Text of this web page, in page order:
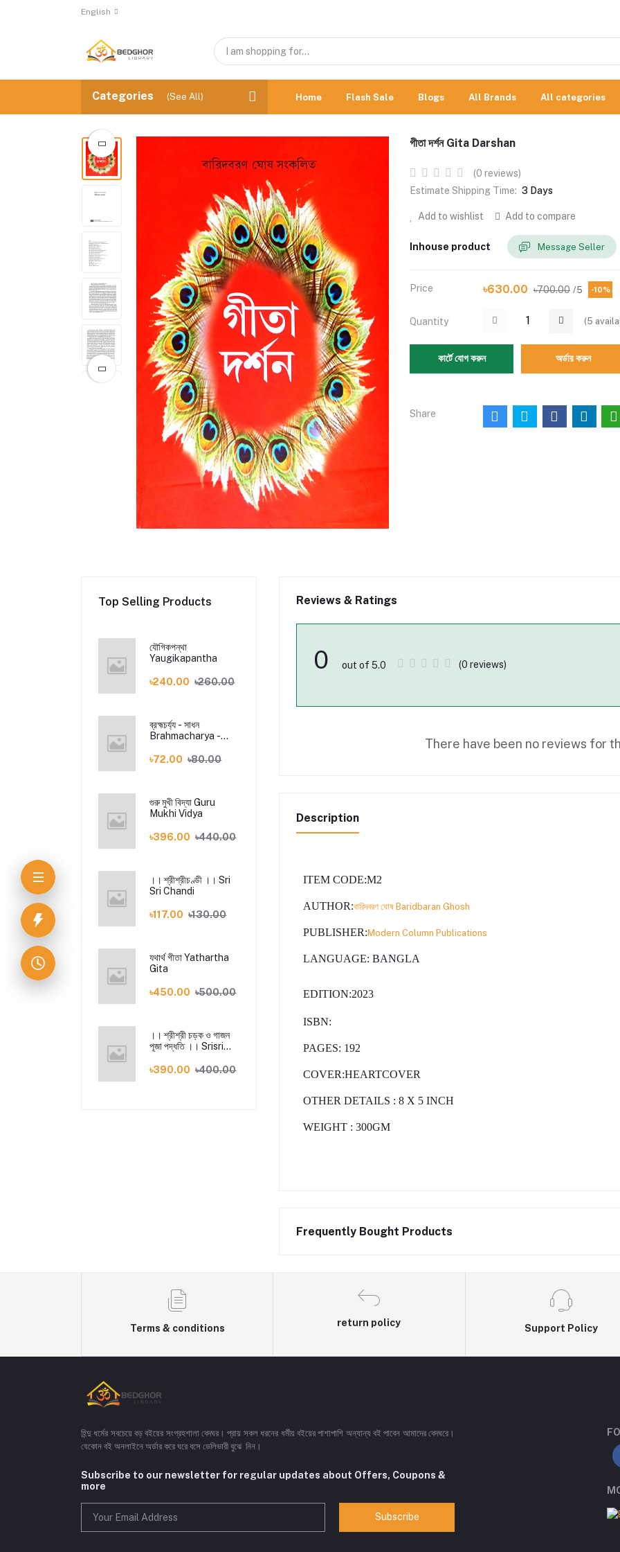
English
Categories (See All) Home Flash Sale Blogs All Brands All categories
গীতা দর্শন Gita Darshan
(0 reviews)
Estimate Shipping Time: 3 Days
Add to wishlist Add to compare
Inhouse product Message Seller
Price ৳630.00 ৳700.00 /5 -10%
Quantity (5
কার্টে যোগ করুন অর্ডার করুন
Share
Top Selling Products
যৌগিকপন্থা
Yaugikapantha
৳240.00 ৳260.00
ব্রহ্মচর্য্য - সাধন
Brahmacharya -
৳72.00 ৳80.00
গুরু মুখী বিদ্যা Guru
Mukhi Vidya
৳396.00 ৳440.00
।। শ্রীশ্রীচণ্ডী ।। Sri
Sri Chandi
৳117.00 ৳130.00
যথার্থ গীতা Yathartha
Gita
৳450.00 ৳500.00
।। শ্রীশ্রী চড়ক ও গাজন
পূজা পদ্ধতি ।। Srisri
Puja Poddhoti
৳390.00 ৳400.00
Reviews & Ratings
0 out of 5.0 (0 reviews)
There have been no reviews for
Description
ITEM CODE:M2
AUTHOR:বারিদবরণ ঘোষ Baridbaran Ghosh
PUBLISHER: Modern Column Publications
LANGUAGE: BANGLA
EDITION:2023
ISBN:
PAGES: 192
COVER:HEARTCOVER
OTHER DETAILS : 8 X 5 INCH
WEIGHT : 300GM
Frequently Bought Products
Terms & conditions
return policy
Support Policy
হিন্দু ধর্মের সবচেয়ে বড় বইয়ের সংগ্রহশালা বেদঘর। প্রায় সকল ধরনের ধর্মীয় বইয়ের পাশাপাশি অন্যান্য বই পাবেন আমাদের বেদঘরে।
যেকোন বই অনলাইনে অর্ডার করে ঘরে বসে ডেলিভারী বুঝে নিন।
Subscribe to our newsletter for regular updates about Offers, Coupons &
more
Subscribe